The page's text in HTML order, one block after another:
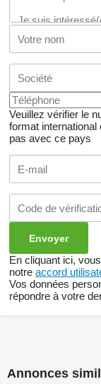
Veuillez vérifier le
format international
pas avec ce pays
En cliquant ici,
notre accord
Vos données
répondre à votre
Annonces